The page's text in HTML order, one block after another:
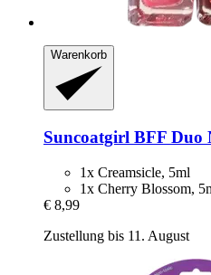
Warenkorb
Suncoatgirl BFF Duo
1x Creamsicle, 5ml
1x Cherry Blossom,
€ 8,99
Zustellung bis 11. August